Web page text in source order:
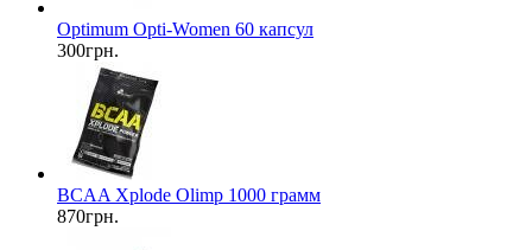
Optimum Opti-Women 60 капсул
300грн.
BCAA Xplode Olimp 1000 грамм
870грн.